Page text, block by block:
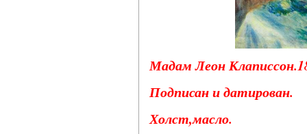
Мадам Леон
Подписан и датирован.
Холст,масло.